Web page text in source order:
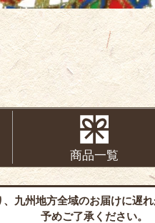
商品一覧
九州地方全域のお届けに遅れ
予めご了承ください。